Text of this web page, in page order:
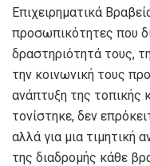
Επιχειρηματικά
προσωπικότητες που
δραστηριότητά τους,
την κοινωνική τους
ανάπτυξη της τοπικής
τονίστηκε, δεν
αλλά για μια τιμητική
της διαδρομής κάθε